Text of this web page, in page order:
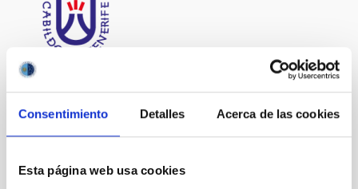
Consentimiento Detalles Acerca de las cookies
Esta página web usa cookies